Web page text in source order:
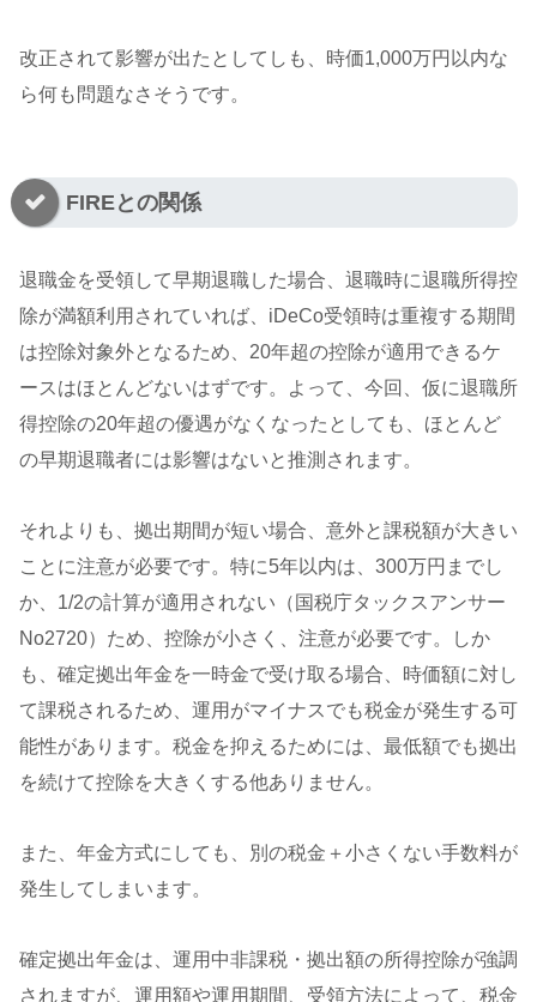
改正されて影響が出たとしてしも、時価1,000万円以内な
ら何も問題なさそうです。
FIREとの関係
退職金を受領して早期退職した場合、退職時に退職所得控
除が満額利用されていれば、iDeCo受領時は重複する期間
は控除対象外となるため、20年超の控除が適用できるケ
ースはほとんどないはずです。よって、今回、仮に退職所
得控除の20年超の優遇がなくなったとしても、ほとんど
の早期退職者には影響はないと推測されます。
それよりも、拠出期間が短い場合、意外と課税額が大きい
ことに注意が必要です。特に5年以内は、300万円までし
か、1/2の計算が適用されない（国税庁タックスアンサー
No2720）ため、控除が小さく、注意が必要です。しか
も、確定拠出年金を一時金で受け取る場合、時価額に対し
て課税されるため、運用がマイナスでも税金が発生する可
能性があります。税金を抑えるためには、最低額でも拠出
を続けて控除を大きくする他ありません。
また、年金方式にしても、別の税金＋小さくない手数料が
発生してしまいます。
確定拠出年金は、運用中非課税・拠出額の所得控除が強調
されますが、運用額や運用期間、受領方法によって、税金